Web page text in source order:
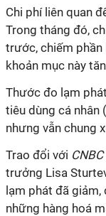
Chi phí liên quan
Trong tháng đó,
trước, chiếm phần
khoản mục này
Thước đo lạm
tiêu dùng cá nhân
nhưng vẫn chung
Trao đổi với CNBC
trưởng Lisa
lạm phát đã
những hàng hoá